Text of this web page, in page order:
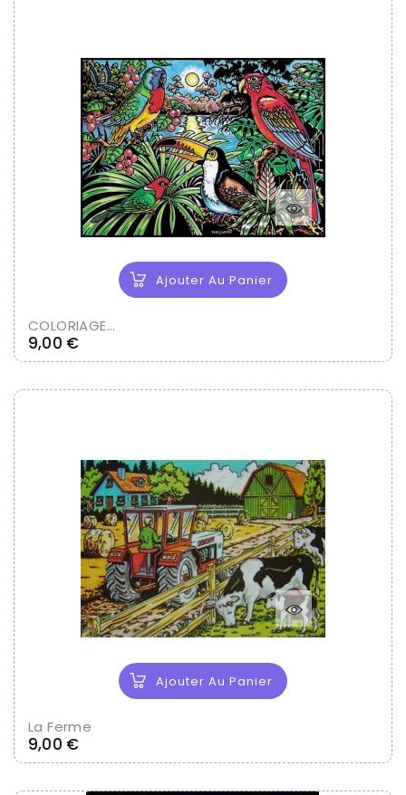
Ajouter Au Panier
COLORIAGE...
9,00 €Prix
Ajouter Au Panier
La Ferme
9,00 €Prix